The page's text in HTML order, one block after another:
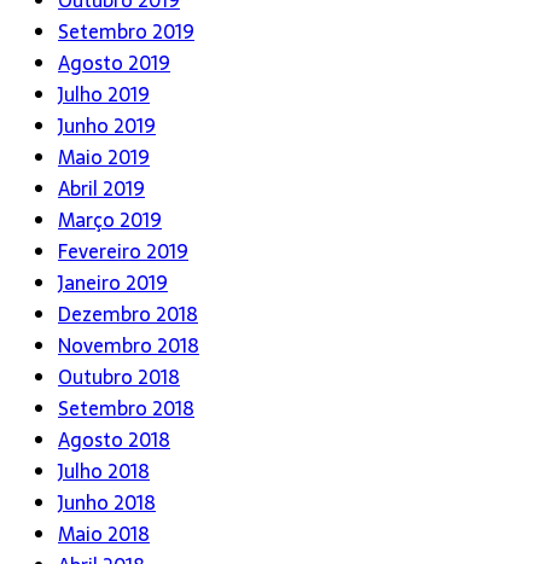
Setembro 2019
Agosto 2019
Julho 2019
Junho 2019
Maio 2019
Abril 2019
Março 2019
Fevereiro 2019
Janeiro 2019
Dezembro 2018
Novembro 2018
Outubro 2018
Setembro 2018
Agosto 2018
Julho 2018
Junho 2018
Maio 2018